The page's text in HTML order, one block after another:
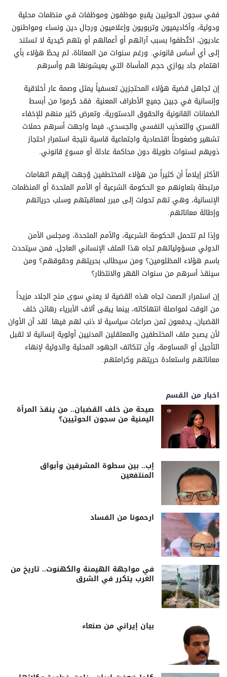
ففي سجون الحوثيين يقبع موظفون وموظفات في منظمات محلية
ودولية، وأكاديميون وتربويون وإعلاميون ورجال دين ونساء ومواطنون
عاديون، اختُطفوا بسبب آرائهم أو أعمالهم أو بتهم كيدية لا تستند
إلى أي أساس قانوني. ورغم سنوات من المعاناة، لم يحظَ هؤلاء بأي
اهتمام جاد يوازي حجم المأساة التي يعيشونها هم وأسرهم.
إن تجاهل قضية هؤلاء المحتجزين تعسفياً يمثل وصمة عار أخلاقية
وإنسانية في جبين جميع الأطراف المعنية. فقد حُرموا من أبسط
الضمانات القانونية والحقوق الدستورية، وتعرض كثير منهم للإخفاء
القسري والتعذيب النفسي والجسدي، فيما واجهت أسرهم حملات
تشهير وضغوطاً اقتصادية واجتماعية قاسية نتيجة استمرار احتجاز
ذويهم لسنوات طويلة دون محاكمة عادلة أو مسوغ قانوني.
الأكثر إيلاماً أن كثيراً من هؤلاء المختطفين وُجهت إليهم اتهامات
مرتبطة بتعاونهم مع الحكومة الشرعية أو الأمم المتحدة أو المنظمات
الإنسانية، وهي تهم تحولت إلى مبرر لمعاقبتهم وسلب حرياتهم
وإطالة معاناتهم.
وإذا لم تتحمل الحكومة الشرعية، والأمم المتحدة، ومجلس الأمن
الدولي مسؤولياتهم تجاه هذا الملف الإنساني العاجل، فمن سيتحدث
باسم هؤلاء المظلومين؟ ومن سيطالب بحريتهم وحقوقهم؟ ومن
سينقذ أسرهم من سنوات القهر والانتظار؟
إن استمرار الصمت تجاه هذه القضية لا يعني سوى منح الجلاد مزيداً
من الوقت لمواصلة انتهاكاته، بينما يبقى آلاف الأبرياء رهائن خلف
القضبان، يدفعون ثمن صراعات سياسية لا ذنب لهم فيها. لقد آن الأوان
لأن يصبح ملف المختطفين والمعتقلين المدنيين أولوية إنسانية لا تقبل
التأجيل أو المساومة، وأن تتكاتف الجهود المحلية والدولية لإنهاء
معاناتهم واستعادة حريتهم وكرامتهم.
اخبار من القسم
صيحة من خلف القضبان.. من ينقذ المرأة
اليمنية من سجون الحوثيين؟
إب.. بين سطوة المشرفين وأبواق
المنتفعين
ارحمونا من الفساد
في مواجهة الهيمنة والكهنوت.. تاريخ من
الغرب يتكرر في الشرق
بيان إيراني من صنعاء